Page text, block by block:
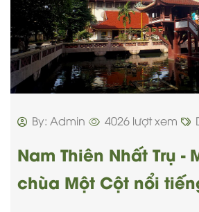
By: Admin 4026 lượt xem
Nam Thiên Nhất Trụ -
chùa Một Cột nổi